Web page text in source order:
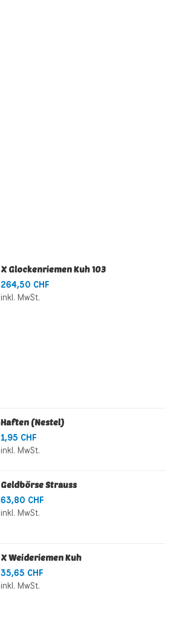
X Glockenriemen Kuh 103
264,50 CHF
inkl. MwSt.
Haften (Nestel)
1,95 CHF
inkl. MwSt.
Geldbörse Strauss
63,80 CHF
inkl. MwSt.
X Weideriemen Kuh
35,65 CHF
inkl. MwSt.